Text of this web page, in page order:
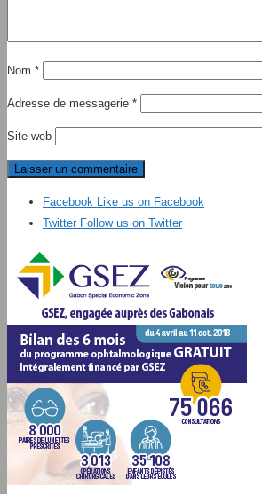
Nom *
Adresse de messagerie *
Site web
Facebook Like us on Facebook
Twitter Follow us on Twitter